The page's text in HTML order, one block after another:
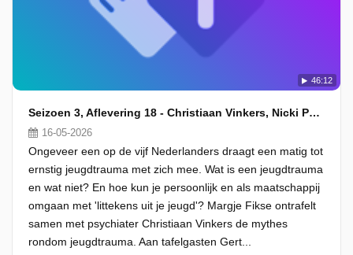
46:12
Seizoen 3, Aflevering 18 - Christiaan Vinkers, Nicki Pouw-Verweij en Gert-Jan Segers
16-05-2026
Ongeveer een op de vijf Nederlanders draagt een matig tot
ernstig jeugdtrauma met zich mee. Wat is een jeugdtrauma
en wat niet? En hoe kun je persoonlijk en als maatschappij
omgaan met 'littekens uit je jeugd'? Margje Fikse ontrafelt
samen met psychiater Christiaan Vinkers de mythes
rondom jeugdtrauma. Aan tafelgasten Gert...